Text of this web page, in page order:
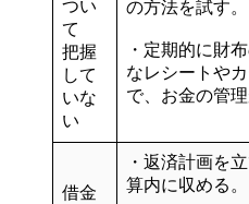
つい
て
把握
して
いな
い
の方法を試す。
・定期的に財
なレシートや
で、お金の管
借金
・ 返済計画を
算内に収める。